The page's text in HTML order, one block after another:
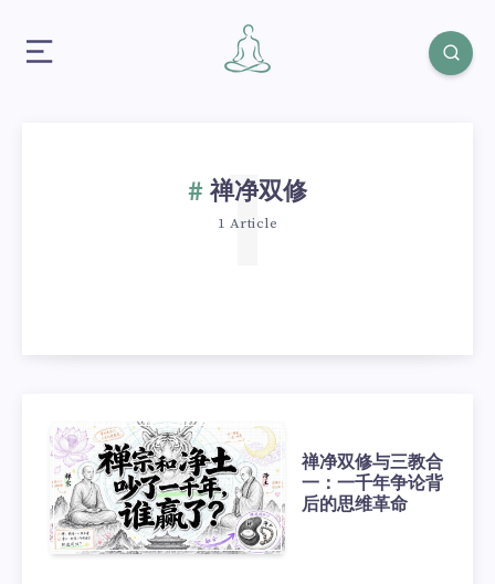
禅净双修
1 Article
1
禅净双修与三教合
一：一千年争论背
后的思维革命